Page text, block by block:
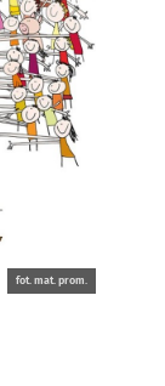
fot. mat. prom.